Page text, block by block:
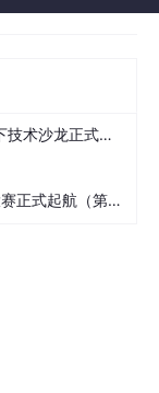
效果最好，太长
。字体、行距、页
系在线客服进行
正式开启报名！
起航（第二季）